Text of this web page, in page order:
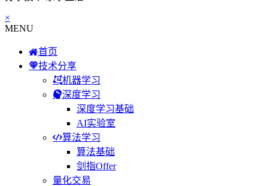
×
MENU
首页
技术分享
机器学习
深度学习
深度学习基础
AI实验室
算法学习
算法基础
剑指Offer
量化交易